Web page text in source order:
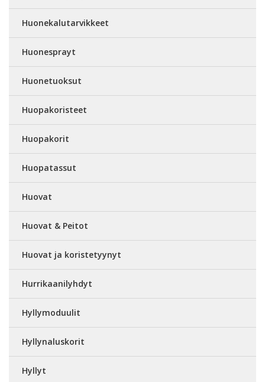
Huonekalutarvikkeet
Huonesprayt
Huonetuoksut
Huopakoristeet
Huopakorit
Huopatassut
Huovat
Huovat & Peitot
Huovat ja koristetyynyt
Hurrikaanilyhdyt
Hyllymoduulit
Hyllynaluskorit
Hyllyt